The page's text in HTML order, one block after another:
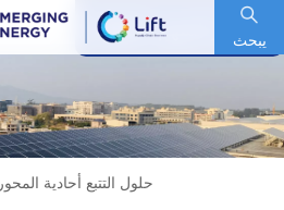
يبحث
رمز السهم : 600153.SH
حلول التتبع أحادية المحور